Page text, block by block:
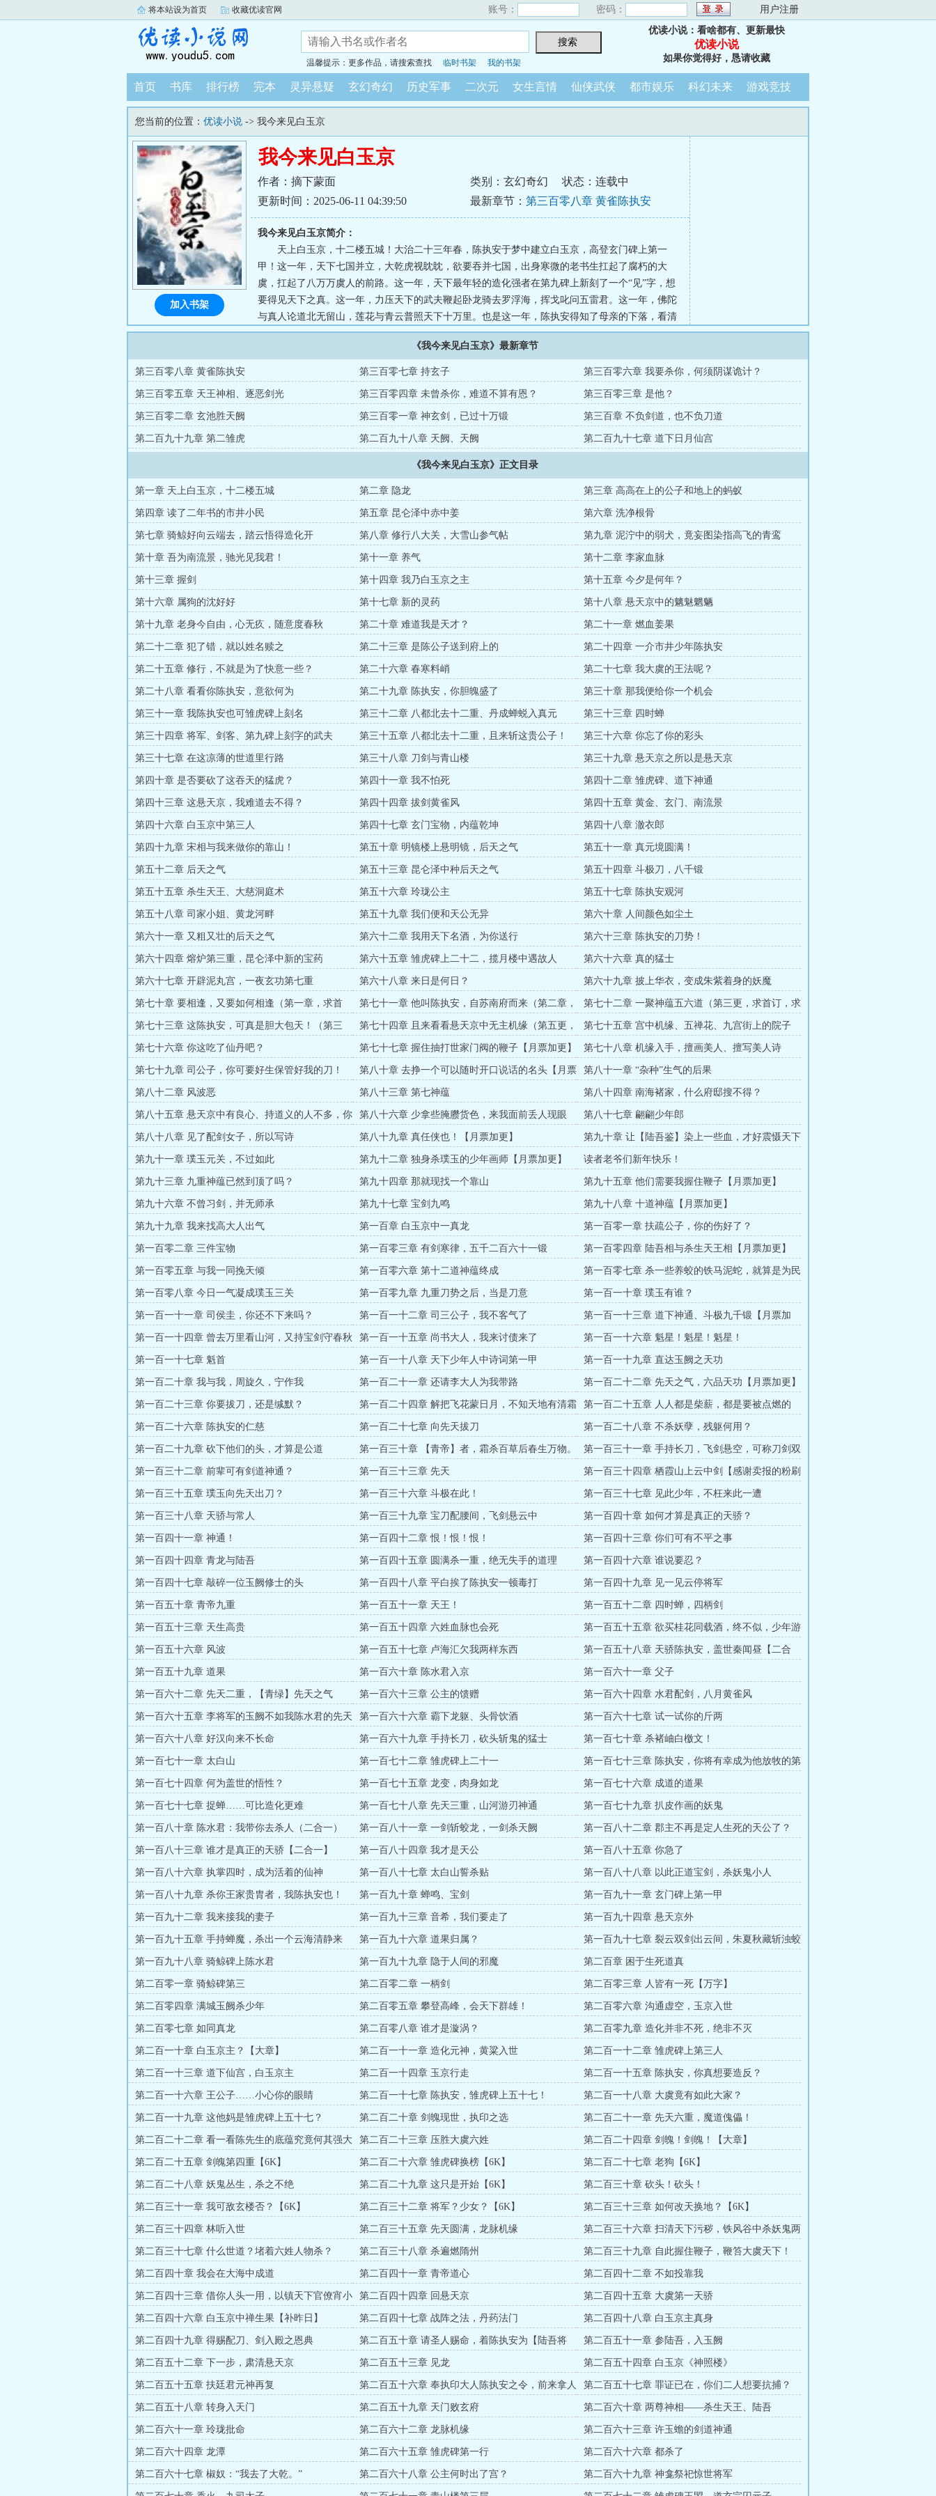
将本站设为首页 收藏优读官网 账号： 密码： 用户注册
温馨提示：更多作品，请搜索查找 临时书架 我的书架
优读小说：看啥都有、更新最快
优读小说
如果你觉得好，恳请收藏
首页 书库 排行榜 完本 灵异悬疑 玄幻奇幻 历史军事 二次元 女生言情 仙侠武侠 都市娱乐 科幻未来 游戏竞技
您当前的位置： 优读小说 -> 我今来见白玉京
我今来见白玉京
作者：摘下蒙面 类别：玄幻奇幻
状态：连载中
更新时间：2025-06-11 04:39:50
最新章节： 第三百零八章 黄雀陈执安
我今来见白玉京简介：
天上白玉京，十二楼五城！大治二十三年春，陈执安于梦中建立白玉京，高登玄门碑上第一
甲！这一年，天下七国并立，大乾虎视眈眈，欲要吞并七国，出身寒微的老书生扛起了腐朽的大
虞，扛起了八万万虞人的前路。这一年，天下最年轻的造化强者在第九碑上新刻了一个“见”字，想
要得见天下之真。这一年，力压天下的武夫鞭起卧龙骑去罗浮海，挥戈叱问五雷君。这一年，佛陀
与真人论道北无留山，莲花与青云普照天下十万里。也是这一年，陈执安得知了母亲的下落，看清
了门阀的腐朽，于是他决定成为那【雏虎碑】上第一人，握住天穹的绶带，踩碎那些腐朽的规
加入书架
《我今来见白玉京》最新章节
第三百零八章 黄雀陈执安 第三百零七章 持玄子 第三百零六章 我要杀你，何须阴谋诡计？
第三百零五章 天王神相、逐恶剑光 第三百零四章 未曾杀你，难道不算有恩？ 第三百零三章 是他？
第三百零二章 玄池胜天阙 第三百零一章 神玄剑，已过十万锻 第三百章 不负剑道，也不负刀道
第二百九十九章 第二雏虎 第二百九十八章 天阙、天阙 第二百九十七章 道下日月仙宫
《我今来见白玉京》正文目录
第一章 天上白玉京，十二楼五城 第二章 隐龙 第三章 高高在上的公子和地上的蚂蚁
第四章 读了二年书的市井小民 第五章 昆仑泽中赤中姜 第六章 洗净根骨
第七章 骑鲸好向云端去，踏云悟得造化开 第八章 修行八大关，大雪山参气帖 第九章 泥泞中的弱犬，竟妄图染指高飞的青鸾
第十章 吾为南流景，驰光见我君！ 第十一章 养气 第十二章 李家血脉
第十三章 握剑 第十四章 我乃白玉京之主 第十五章 今夕是何年？
第十六章 属狗的沈好好 第十七章 新的灵药 第十八章 悬天京中的魑魅魍魉
第十九章 老身今自由，心无疚，随意度春秋 第二十章 难道我是天才？ 第二十一章 燃血姜果
第二十二章 犯了错，就以姓名赎之 第二十三章 是陈公子送到府上的 第二十四章 一介市井少年陈执安
第二十五章 修行，不就是为了快意一些？ 第二十六章 春寒料峭 第二十七章 我大虞的王法呢？
第二十八章 看看你陈执安，意欲何为 第二十九章 陈执安，你胆魄盛了 第三十章 那我便给你一个机会
第三十一章 我陈执安也可雏虎碑上刻名 第三十二章 八都北去十二重、丹成蝉蜕入真元 第三十三章 四时蝉
第三十四章 将军、剑客、第九碑上刻字的武夫 第三十五章 八都北去十二重，且来斩这贵公子！ 第三十六章 你忘了你的彩头
第三十七章 在这凉薄的世道里行路 第三十八章 刀剑与青山楼 第三十九章 悬天京之所以是悬天京
第四十章 是否要砍了这吞天的猛虎？ 第四十一章 我不怕死 第四十二章 雏虎碑、道下神通
第四十三章 这悬天京，我难道去不得？ 第四十四章 拔剑黄雀风 第四十五章 黄金、玄门、南流景
第四十六章 白玉京中第三人 第四十七章 玄门宝物，内蕴乾坤 第四十八章 澈衣郎
第四十九章 宋相与我来做你的靠山！ 第五十章 明镜楼上悬明镜，后天之气 第五十一章 真元境圆满！
第五十二章 后天之气 第五十三章 昆仑泽中种后天之气 第五十四章 斗极刀，八千锻
第五十五章 杀生天王、大慈洞庭术 第五十六章 玲珑公主 第五十七章 陈执安观河
第五十八章 司家小姐、黄龙河畔 第五十九章 我们便和天公无异 第六十章 人间颜色如尘土
第六十一章 又粗又壮的后天之气 第六十二章 我用天下名酒，为你送行 第六十三章 陈执安的刀势！
第六十四章 熔炉第三重，昆仑泽中新的宝药 第六十五章 雏虎碑上二十二，揽月楼中遇故人 第六十六章 真的猛士
第六十七章 开辟泥丸宫，一夜玄功第七重 第六十八章 来日是何日？ 第六十九章 披上华衣，变成朱紫着身的妖魔
第七十章 要相逢，又要如何相逢（第一章，求首
订，求月票）
第七十一章 他叫陈执安，自苏南府而来（第二章，
求首订，求月票）
第七十二章 一聚神蕴五六道（第三更，求首订，求
月票）
第七十三章 这陈执安，可真是胆大包天！（第三
更，求首订，求月票）
第七十四章 且来看看悬天京中无主机缘（第五更，
求首订，求月票）
第七十五章 宫中机缘、五禅花、九宫街上的院子
【第一章】
第七十六章 你这吃了仙丹吧？ 第七十七章 握住抽打世家门阀的鞭子【月票加更】 第七十八章 机缘入手，擅画美人、擅写美人诗
第七十九章 司公子，你可要好生保管好我的刀！
第八十章 去挣一个可以随时开口说话的名头【月票
加更】
第八十一章 “杂种”生气的后果
第八十二章 风波恶 第八十三章 第七神蕴 第八十四章 南海褚家，什么府邸搜不得？
第八十五章 悬天京中有良心、持道义的人不多，你
算一个
第八十六章 少拿些腌臜货色，来我面前丢人现眼
【月票加更】
第八十七章 翩翩少年郎
第八十八章 见了配剑女子，所以写诗 第八十九章 真任侠也！【月票加更】 第九十章 让【陆吾鉴】染上一些血，才好震慑天下
第九十一章 璞玉元关，不过如此 第九十二章 独身杀璞玉的少年画师【月票加更】 读者老爷们新年快乐！
第九十三章 九重神蕴已然到顶了吗？ 第九十四章 那就现找一个靠山 第九十五章 他们需要我握住鞭子【月票加更】
第九十六章 不曾习剑，并无师承 第九十七章 宝剑九鸣 第九十八章 十道神蕴【月票加更】
第九十九章 我来找高大人出气 第一百章 白玉京中一真龙 第一百零一章 扶疏公子，你的伤好了？
第一百零二章 三件宝物 第一百零三章 有剑寒律，五千二百六十一锻 第一百零四章 陆吾相与杀生天王相【月票加更】
第一百零五章 与我一同挽天倾 第一百零六章 第十二道神蕴终成
第一百零七章 杀一些养蛟的铁马泥蛇，就算是为民
除害了【月票加更】
第一百零八章 今日一气凝成璞玉三关 第一百零九章 九重刀势之后，当是刀意 第一百一十章 璞玉有谁？
第一百一十一章 司侯圭，你还不下来吗？ 第一百一十二章 司三公子，我不客气了
第一百一十三章 道下神通、斗极九千锻【月票加
更】
第一百一十四章 曾去万里看山河，又持宝剑守春秋 第一百一十五章 尚书大人，我来讨债来了 第一百一十六章 魁星！魁星！魁星！
第一百一十七章 魁首 第一百一十八章 天下少年人中诗词第一甲 第一百一十九章 直达玉阙之天功
第一百二十章 我与我，周旋久，宁作我 第一百二十一章 还请李大人为我带路 第一百二十二章 先天之气，六品天功【月票加更】
第一百二十三章 你要拔刀，还是缄默？ 第一百二十四章 解把飞花蒙日月，不知天地有清霜
第一百二十五章 人人都是柴薪，都是要被点燃的
【月票加更】
第一百二十六章 陈执安的仁慈 第一百二十七章 向先天拔刀 第一百二十八章 不杀妖孽，残躯何用？
第一百二十九章 砍下他们的头，才算是公道 第一百三十章 【青帝】者，霜杀百草后春生万物。
第一百三十一章 手持长刀，飞剑悬空，可称刀剑双
绝否？
第一百三十二章 前辈可有剑道神通？ 第一百三十三章 先天
第一百三十四章 栖霞山上云中剑【感谢卖报的粉刷
匠的盟主打赏】
第一百三十五章 璞玉向先天出刀？ 第一百三十六章 斗极在此！ 第一百三十七章 见此少年，不枉来此一遭
第一百三十八章 天骄与常人 第一百三十九章 宝刀配腰间，飞剑悬云中 第一百四十章 如何才算是真正的天骄？
第一百四十一章 神通！ 第一百四十二章 恨！恨！恨！ 第一百四十三章 你们可有不平之事
第一百四十四章 青龙与陆吾 第一百四十五章 圆满杀一重，绝无失手的道理 第一百四十六章 谁说要忍？
第一百四十七章 敲碎一位玉阙修士的头 第一百四十八章 平白挨了陈执安一顿毒打 第一百四十九章 见一见云停将军
第一百五十章 青帝九重 第一百五十一章 天王！ 第一百五十二章 四时蝉，四柄剑
第一百五十三章 天生高贵 第一百五十四章 六姓血脉也会死 第一百五十五章 欲买桂花同载酒，终不似，少年游
第一百五十六章 风波 第一百五十七章 卢海汇欠我两样东西
第一百五十八章 天骄陈执安，盖世秦闻昼【二合
一】
第一百五十九章 道果 第一百六十章 陈水君入京 第一百六十一章 父子
第一百六十二章 先天二重，【青绿】先天之气 第一百六十三章 公主的馈赠 第一百六十四章 水君配剑，八月黄雀风
第一百六十五章 李将军的玉阙不如我陈水君的先天 第一百六十六章 霸下龙躯、头骨饮酒 第一百六十七章 试一试你的斤两
第一百六十八章 好汉向来不长命 第一百六十九章 手持长刀，砍头斩鬼的猛士 第一百七十章 杀褚岫白檄文！
第一百七十一章 太白山 第一百七十二章 雏虎碑上二十一
第一百七十三章 陈执安，你将有幸成为他放牧的第
一只羊
第一百七十四章 何为盖世的悟性？ 第一百七十五章 龙变，肉身如龙 第一百七十六章 成道的道果
第一百七十七章 捉蝉……可比造化更难 第一百七十八章 先天三重，山河游刃神通 第一百七十九章 扒皮作画的妖鬼
第一百八十章 陈水君：我带你去杀人（二合一） 第一百八十一章 一剑斩蛟龙，一剑杀天阙 第一百八十二章 郡主不再是定人生死的天公了？
第一百八十三章 谁才是真正的天骄【二合一】 第一百八十四章 我才是天公 第一百八十五章 你急了
第一百八十六章 执掌四时，成为活着的仙神 第一百八十七章 太白山誓杀贴 第一百八十八章 以此正道宝剑，杀妖鬼小人
第一百八十九章 杀你王家贵胄者，我陈执安也！ 第一百九十章 蝉鸣、宝剑 第一百九十一章 玄门碑上第一甲
第一百九十二章 我来接我的妻子 第一百九十三章 音希，我们要走了 第一百九十四章 悬天京外
第一百九十五章 手持蝉魔，杀出一个云海清静来 第一百九十六章 道果归属？ 第一百九十七章 裂云双剑出云间，朱夏秋藏斩浊蛟
第一百九十八章 骑鲸碑上陈水君 第一百九十九章 隐于人间的邪魔 第二百章 困于生死道真
第二百零一章 骑鲸碑第三 第二百零二章 一柄剑 第二百零三章 人皆有一死【万字】
第二百零四章 满城玉阙杀少年 第二百零五章 攀登高峰，会天下群雄！ 第二百零六章 沟通虚空，玉京入世
第二百零七章 如同真龙 第二百零八章 谁才是漩涡？ 第二百零九章 造化并非不死，绝非不灭
第二百一十章 白玉京主？【大章】 第二百一十一章 造化元神，黄粱入世 第二百一十二章 雏虎碑上第三人
第二百一十三章 道下仙宫，白玉京主 第二百一十四章 玉京行走 第二百一十五章 陈执安，你真想要造反？
第二百一十六章 王公子……小心你的眼睛 第二百一十七章 陈执安，雏虎碑上五十七！ 第二百一十八章 大虞竟有如此大家？
第二百一十九章 这他妈是雏虎碑上五十七？ 第二百二十章 剑魄现世，执印之选 第二百二十一章 先天六重，魔道傀儡！
第二百二十二章 看一看陈先生的底蕴究竟何其强大 第二百二十三章 压胜大虞六姓 第二百二十四章 剑魄！剑魄！【大章】
第二百二十五章 剑魄第四重【6K】 第二百二十六章 雏虎碑换榜【6K】 第二百二十七章 老狗【6K】
第二百二十八章 妖鬼丛生，杀之不绝 第二百二十九章 这只是开始【6K】 第二百三十章 砍头！砍头！
第二百三十一章 我可敌玄楼否？【6K】 第二百三十二章 将军？少女？【6K】 第二百三十三章 如何改天换地？【6K】
第二百三十四章 林听入世 第二百三十五章 先天圆满，龙脉机缘
第二百三十六章 扫清天下污秽，铁风谷中杀妖鬼两
千余【6K】
第二百三十七章 什么世道？堵着六姓人物杀？ 第二百三十八章 杀遍燃隋州 第二百三十九章 自此握住鞭子，鞭笞大虞天下！
第二百四十章 我会在大海中成道 第二百四十一章 青帝道心 第二百四十二章 不如投靠我
第二百四十三章 借你人头一用，以镇天下官僚宵小 第二百四十四章 回悬天京 第二百四十五章 大虞第一天骄
第二百四十六章 白玉京中禅生果【补昨日】 第二百四十七章 战阵之法，丹药法门 第二百四十八章 白玉京主真身
第二百四十九章 得赐配刀、剑入殿之恩典
第二百五十章 请圣人赐命，着陈执安为【陆吾将
军】
第二百五十一章 参陆吾，入玉阙
第二百五十二章 下一步，肃清悬天京 第二百五十三章 见龙 第二百五十四章 白玉京《神照楼》
第二百五十五章 扶廷君元神再复 第二百五十六章 奉执印大人陈执安之令，前来拿人 第二百五十七章 罪证已在，你们二人想要抗捕？
第二百五十八章 转身入天门 第二百五十九章 天门败玄府 第二百六十章 两尊神相——杀生天王、陆吾
第二百六十一章 玲珑批命 第二百六十二章 龙脉机缘 第二百六十三章 许玉蟾的剑道神通
第二百六十四章 龙潭 第二百六十五章 雏虎碑第一行 第二百六十六章 都杀了
第二百六十七章 椒奴：“我去了大乾。” 第二百六十八章 公主何时出了宫？ 第二百六十九章 神龛祭祀惊世将军